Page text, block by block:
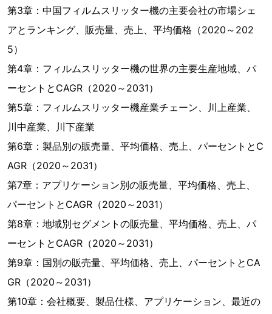
第3章：中国フィルムスリッター機の主要会社の市場シェ
アとランキング、販売量、売上、平均価格（2020～202
5）
第4章：フィルムスリッター機の世界の主要生産地域、パ
ーセントとCAGR（2020～2031）
第5章：フィルムスリッター機産業チェーン、川上産業、
川中産業、川下産業
第6章：製品別の販売量、平均価格、売上、パーセントとC
AGR（2020～2031）
第7章：アプリケーション別の販売量、平均価格、売上、
パーセントとCAGR（2020～2031）
第8章：地域別セグメントの販売量、平均価格、売上、パ
ーセントとCAGR（2020～2031）
第9章：国別の販売量、平均価格、売上、パーセントとCA
GR（2020～2031）
第10章：会社概要、製品仕様、アプリケーション、最近の